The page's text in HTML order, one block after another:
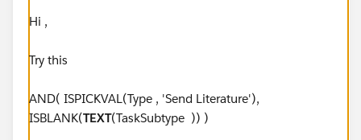
Hi ,
Try this
AND( ISPICKVAL(Type , 'Send Literature'),
ISBLANK(TEXT(TaskSubtype )) )